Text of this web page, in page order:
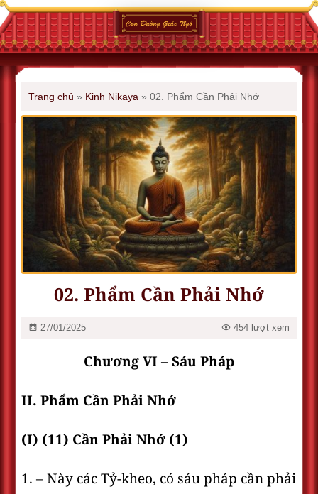
Trang chủ » Kinh Nikaya » 02. Phẩm Cần Phải Nhớ
02. Phẩm Cần Phải Nhớ
27/01/2025 454 lượt xem
Chương VI – Sáu Pháp
II. Phẩm Cần Phải Nhớ
(I) (11) Cần Phải Nhớ (1)
1. – Này các Tỷ-kheo, có sáu pháp cần phải